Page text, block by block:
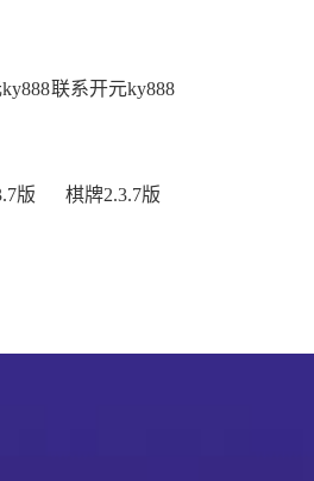
版
联系开元ky888
棋牌2.3.7版